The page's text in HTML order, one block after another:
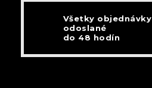
Všetky objednávky
odoslané
do 48 hodín